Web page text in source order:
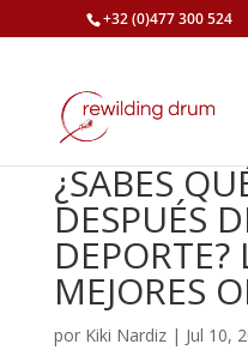
+32 (0)477 300 524
¿SABES
DESPUÉS
DEPORTE?
MEJORES
por Kiki Nardiz| Jul 10,